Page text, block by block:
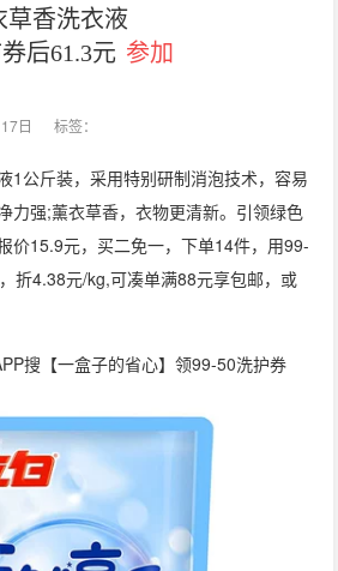
草香洗衣液
后61.3元 参加
日 标签：
1公斤装，采用特别研制消泡技术，容易
力强;薰衣草香，衣物更清新。引领绿色
价15.9元，买二免一，下单14件，用99-
折4.38元/kg,可凑单满88元享包邮，或
搜【一盒子的省心】领99-50洗护券